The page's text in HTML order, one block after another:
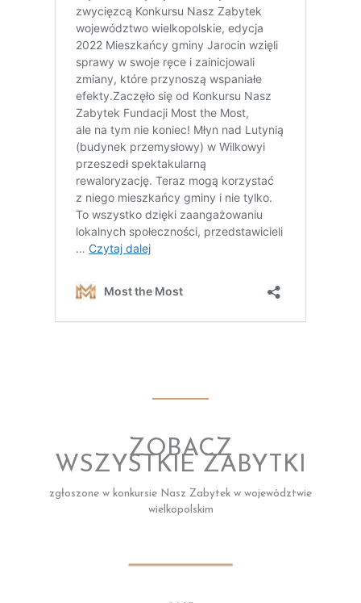
ZOBACZ
WSZYSTKIE ZABYTKI
zgłoszone w konkursie Nasz Zabytek w województwie
wielkopolskim